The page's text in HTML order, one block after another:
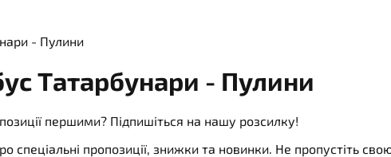
- Пулини
Татарбунари - Пулини
першими? Підпишіться на нашу розсилку!
спеціальні пропозиції, знижки та новинки. Не пропустіть